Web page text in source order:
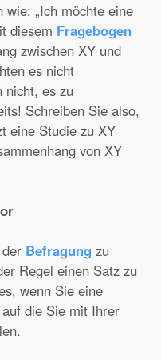
wie: „Ich möchte eine
diesem Fragebogen
zwischen XY und
es nicht
nicht, es zu
Schreiben Sie also,
eine Studie zu XY
von XY
Befragung zu
Regel einen Satz zu
wenn Sie eine
die Sie mit Ihrer